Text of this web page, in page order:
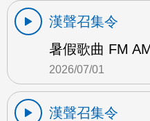
漢聲召集令
暑假歌曲 FM
2026/07/01
漢聲召集令